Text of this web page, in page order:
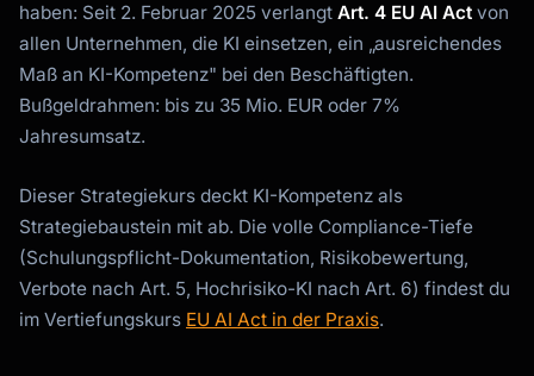
haben: Seit 2. Februar 2025 verlangt Art. 4 EU AI Act von
allen Unternehmen, die KI einsetzen, ein „ausreichendes
Maß an KI-Kompetenz" bei den Beschäftigten.
Bußgeldrahmen: bis zu 35 Mio. EUR oder 7%
Jahresumsatz.
Dieser Strategiekurs deckt KI-Kompetenz als
Strategiebaustein mit ab. Die volle Compliance-Tiefe
(Schulungspflicht-Dokumentation, Risikobewertung,
Verbote nach Art. 5, Hochrisiko-KI nach Art. 6) findest du
im Vertiefungskurs EU AI Act in der Praxis.